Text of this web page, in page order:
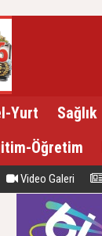
Yurt Sağlık
Öğretim
Video Galeri